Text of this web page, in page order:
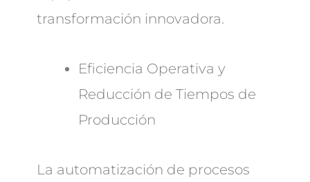
transformación innovadora.
Eficiencia Operativa y
Reducción de Tiempos de
Producción
La automatización de procesos